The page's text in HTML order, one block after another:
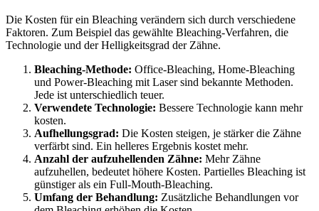
Die Kosten für ein Bleaching verändern sich durch verschiedene
Faktoren. Zum Beispiel das gewählte Bleaching-Verfahren, die
Technologie und der Helligkeitsgrad der Zähne.
Bleaching-Methode: Office-Bleaching, Home-Bleaching
und Power-Bleaching mit Laser sind bekannte Methoden.
Jede ist unterschiedlich teuer.
Verwendete Technologie: Bessere Technologie kann mehr
kosten.
Aufhellungsgrad: Die Kosten steigen, je stärker die Zähne
verfärbt sind. Ein helleres Ergebnis kostet mehr.
Anzahl der aufzuhellenden Zähne: Mehr Zähne
aufzuhellen, bedeutet höhere Kosten. Partielles Bleaching ist
günstiger als ein Full-Mouth-Bleaching.
Umfang der Behandlung: Zusätzliche Behandlungen vor